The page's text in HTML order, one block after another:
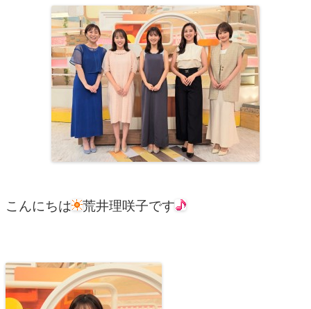
こんにちは 荒井理咲子です